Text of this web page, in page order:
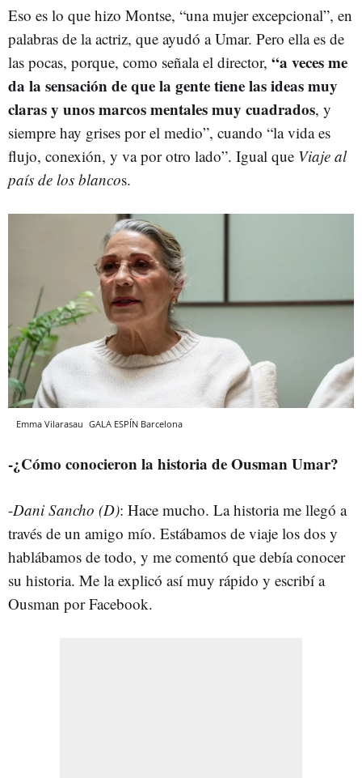
Eso es lo que hizo Montse, “una mujer excepcional”, en
palabras de la actriz, que ayudó a Umar. Pero ella es de
las pocas, porque, como señala el director, “a veces me
da la sensación de que la gente tiene las ideas muy
claras y unos marcos mentales muy cuadrados, y
siempre hay grises por el medio”, cuando “la vida es
flujo, conexión, y va por otro lado”. Igual que Viaje al
país de los blancos.
Emma Vilarasau GALA ESPÍN Barcelona
-¿Cómo conocieron la historia de Ousman Umar?
-Dani Sancho (D): Hace mucho. La historia me llegó a
través de un amigo mío. Estábamos de viaje los dos y
hablábamos de todo, y me comentó que debía conocer
su historia. Me la explicó así muy rápido y escribí a
Ousman por Facebook.